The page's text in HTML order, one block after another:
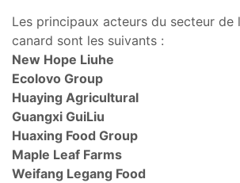
Les principaux acteurs du secteur de
canard sont les suivants :
New Hope Liuhe
Ecolovo Group
Huaying Agricultural
Guangxi GuiLiu
Huaxing Food Group
Maple Leaf Farms
Weifang Legang Food